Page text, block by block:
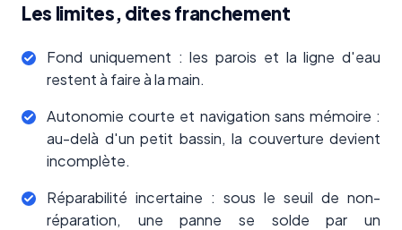
Les limites, dites franchement
Fond uniquement : les parois et la ligne d'eau
restent à faire à la main.
Autonomie courte et navigation sans mémoire :
au-delà d'un petit bassin, la couverture devient
incomplète.
Réparabilité incertaine : sous le seuil de non-
réparation, une panne se solde par un